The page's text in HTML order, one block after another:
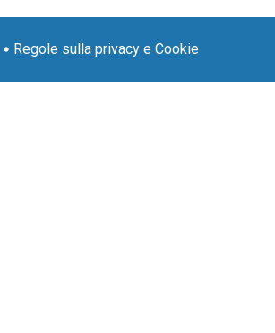
Regole sulla privacy e Cookie